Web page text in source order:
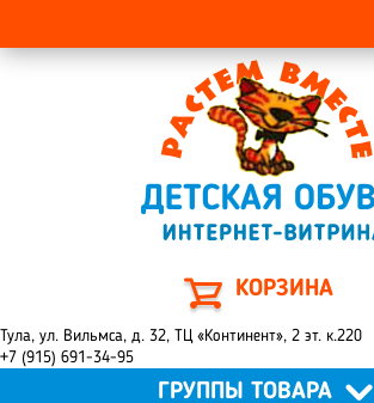
КОРЗИНА
Тула, ул. Вильмса, д. 32, ТЦ «Континент», 2 эт. к.220
+7 (915) 691-34-95
ГРУППЫ ТОВАРА